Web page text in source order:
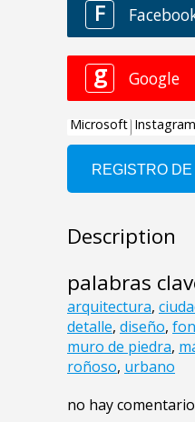
Description
palabras
arquitectura,
detalle, diseño,
muro de piedra,
roñoso, urbano
no hay